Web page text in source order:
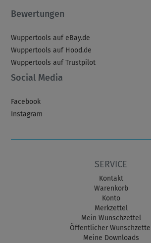
Bewertungen
Wuppertools auf eBay.de
Wuppertools auf Hood.de
Wuppertools auf Trustpilot
Social Media
Facebook
Instagram
SERVICE
Kontakt
Warenkorb
Konto
Merkzettel
Mein Wunschzettel
Öffentlicher
Meine Downloads